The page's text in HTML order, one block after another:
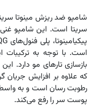
شامپو ضد ریزش مینوتا
سریتا است. این شامپو
است. با توجه به ترکیبات
بازسازی تارهای مو
که علاوه بر افزایش
رطوبت رسان است و به
پوست سر را رفع می‌کند.